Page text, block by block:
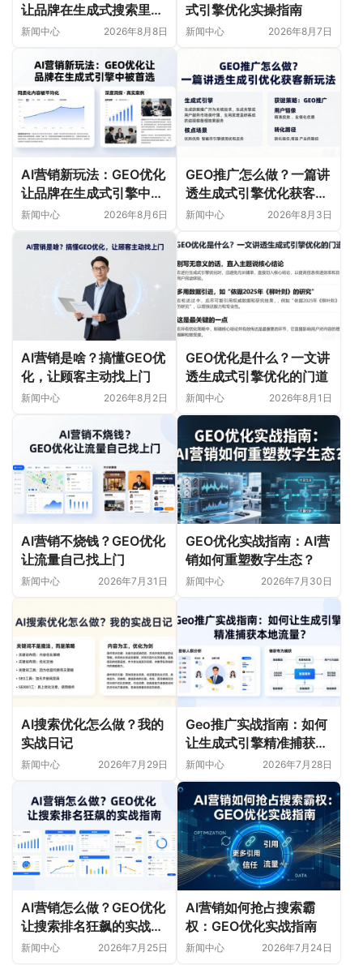
让品牌在生成式搜索里霸
屏
新闻中心 2026年8月8日
式引擎优化实操指南
新闻中心 2026年8月7日
AI营销新玩法：GEO优化
让品牌在生成式引擎中被
首选
新闻中心 2026年8月6日
GEO推广怎么做？一篇讲
透生成式引擎优化获客新
玩法
新闻中心 2026年8月3日
AI营销是啥？搞懂GEO优
化，让顾客主动找上门
新闻中心 2026年8月2日
GEO优化是什么？一文讲
透生成式引擎优化的门道
新闻中心 2026年8月1日
AI营销不烧钱？GEO优化
让流量自己找上门
新闻中心 2026年7月31日
GEO优化实战指南：AI营
销如何重塑数字生态？
新闻中心 2026年7月30日
AI搜索优化怎么做？我的
实战日记
新闻中心 2026年7月29日
Geo推广实战指南：如何
让生成式引擎精准捕获本
地流量？
新闻中心 2026年7月28日
AI营销怎么做？GEO优化
让搜索排名狂飙的实战指
南
新闻中心 2026年7月25日
AI营销如何抢占搜索霸
权：GEO优化实战指南
新闻中心 2026年7月24日